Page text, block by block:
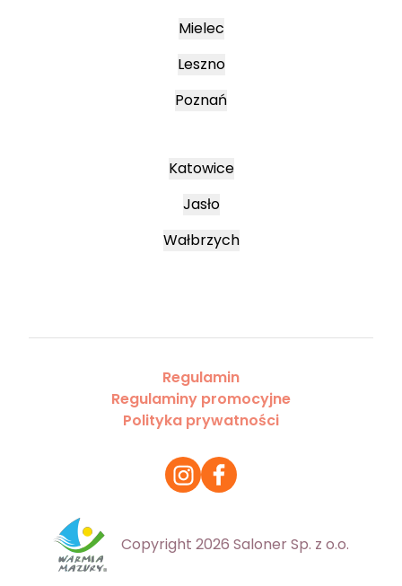
Mielec
Leszno
Poznań
Katowice
Jasło
Wałbrzych
Regulamin
Regulaminy promocyjne
Polityka prywatności
Copyright 2026 Saloner Sp. z o.o.